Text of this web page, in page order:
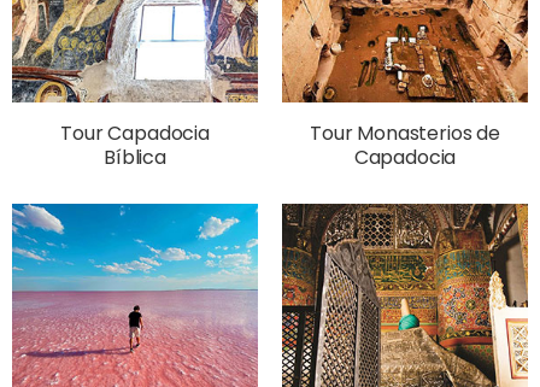
Tour Capadocia
Bíblica
Tour Monasterios de
Capadocia